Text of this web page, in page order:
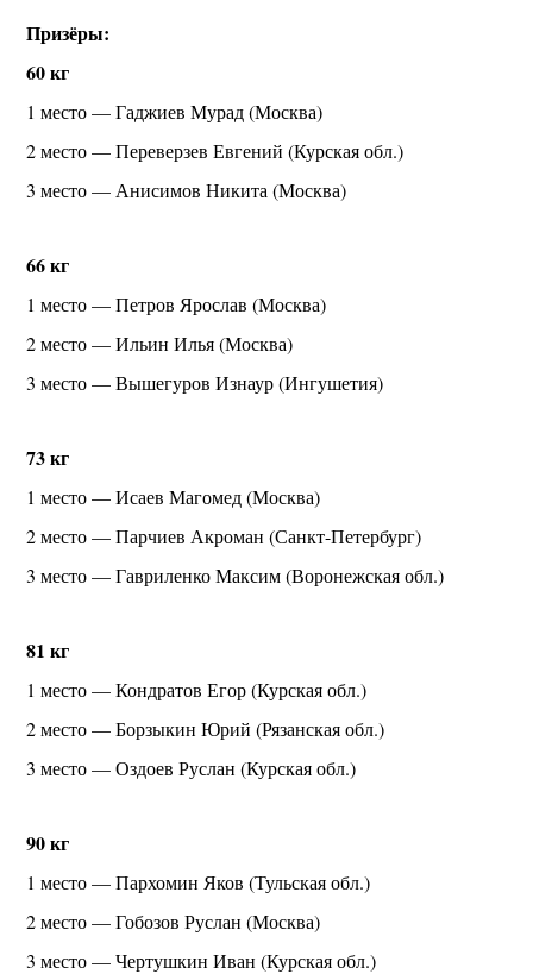
Призёры:
60 кг
1 место — Гаджиев Мурад (Москва)
2 место — Переверзев Евгений (Курская обл.)
3 место — Анисимов Никита (Москва)
66 кг
1 место — Петров Ярослав (Москва)
2 место — Ильин Илья (Москва)
3 место — Вышегуров Изнаур (Ингушетия)
73 кг
1 место — Исаев Магомед (Москва)
2 место — Парчиев Акроман (Санкт-Петербург)
3 место — Гавриленко Максим (Воронежская обл.)
81 кг
1 место — Кондратов Егор (Курская обл.)
2 место — Борзыкин Юрий (Рязанская обл.)
3 место — Оздоев Руслан (Курская обл.)
90 кг
1 место — Пархомин Яков (Тульская обл.)
2 место — Гобозов Руслан (Москва)
3 место — Чертушкин Иван (Курская обл.)